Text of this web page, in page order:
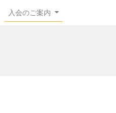
入会のご案内